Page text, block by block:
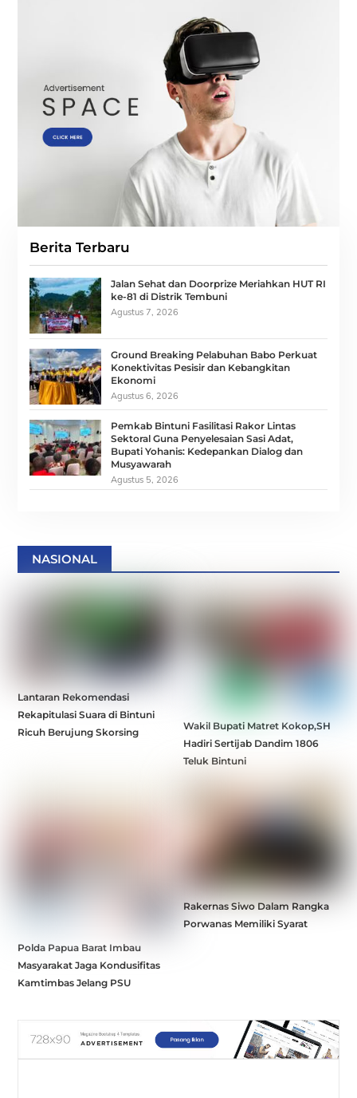
Berita Terbaru
Jalan Sehat dan Doorprize Meriahkan HUT RI
ke-81 di Distrik Tembuni
Agustus 7, 2026
Ground Breaking Pelabuhan Babo Perkuat
Konektivitas Pesisir dan Kebangkitan
Ekonomi
Agustus 6, 2026
Pemkab Bintuni Fasilitasi Rakor Lintas
Sektoral Guna Penyelesaian Sasi Adat,
Bupati Yohanis: Kedepankan Dialog dan
Musyawarah
Agustus 5, 2026
NASIONAL
Lantaran Rekomendasi
Rekapitulasi Suara di Bintuni
Ricuh Berujung Skorsing
Wakil Bupati Matret Kokop,SH
Hadiri Sertijab Dandim 1806
Teluk Bintuni
Polda Papua Barat Imbau
Masyarakat Jaga Kondusifitas
Kamtimbas Jelang PSU
Rakernas Siwo Dalam Rangka
Porwanas Memiliki Syarat